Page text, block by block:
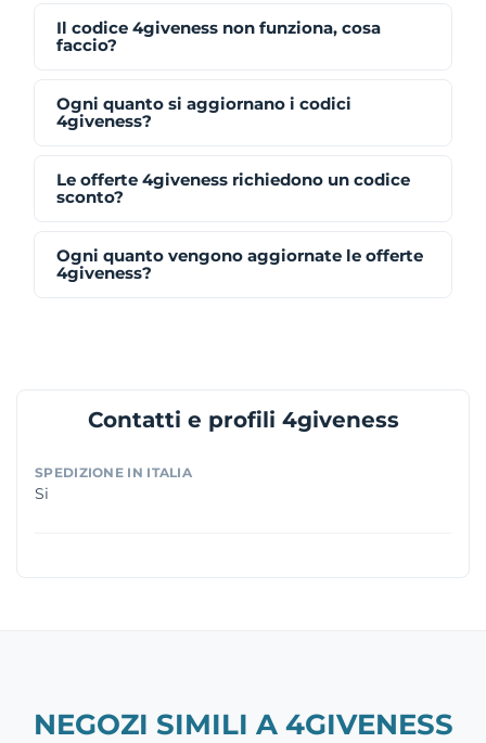
Il codice 4giveness non funziona, cosa
faccio?
Ogni quanto si aggiornano i codici
4giveness?
Le offerte 4giveness richiedono un codice
sconto?
Ogni quanto vengono aggiornate le offerte
4giveness?
Contatti e profili 4giveness
SPEDIZIONE IN ITALIA
Si
NEGOZI SIMILI A 4GIVENESS